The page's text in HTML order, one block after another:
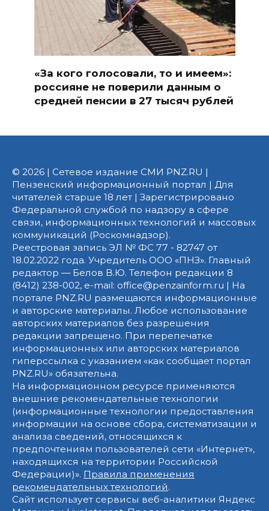
«За кого голосовали, то и имеем»:
россияне не поверили данным о
средней пенсии в 27 тысяч рублей
© 2026 | Сетевое издание СМИ PNZ.RU |
Пензенский информационный портал | Для
читателей старше 18 лет | Зарегистрировано
Федеральной службой по надзору в сфере
связи, информационных технологий и массовых
коммуникаций (Роскомнадзор).
Реестровая запись ЭЛ № ФС 77 - 82747 от
18.02.2022 года. Учредитель ООО «ПНЗ». Главный
редактор — Белов В.Ю. Телефон редакции 8
(8412) 238-002, e-mail: office@penzainform.ru | На
портале PNZ.RU размещаются информационные
и авторские материалы. Любое использование
авторских материалов без разрешения
редакции запрещено. При перепечатке
информационных или авторских материалов
гиперссылка с указанием «как сообщает портал
PNZ.RU» обязательна.
На информационном ресурсе применяются
внешние рекомендательные технологии
(информационные технологии предоставления
информации на основе сбора, систематизации и
анализа сведений, относящихся к
предпочтениям пользователей сети «Интернет»,
находящихся на территории Российской
Федерации)». Правила применения
рекомендательных технологий.
Сайт использует сервисы веб-аналитики Яндекс